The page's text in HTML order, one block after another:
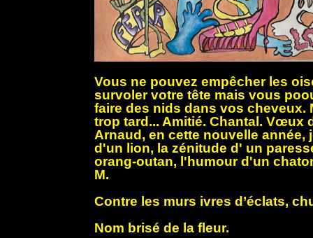
Vous ne pouvez empêcher les
survoler votre tête mais vous
faire des nids dans vos cheveux.
trop tard... Amitié. Chantal. Vœux
Arnaud, en cette nouvelle année,
d'un lion, la zénitude d' un
orang-outan, l'humour d'un
M.
Contre les murs ivres d’éclats,
Nom brisé de la fleur.